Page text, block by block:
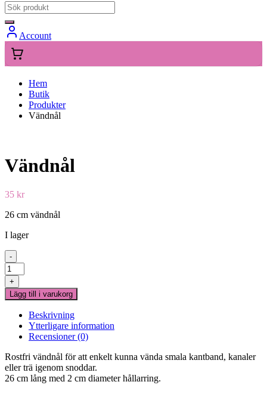
Account
Hem
Butik
Produkter
Vändnål
Vändnål
35 kr
26 cm vändnål
I lager
-
Vändnål
mängd
+
Lägg till i varukorg
Beskrivning
Ytterligare information
Recensioner (0)
Rostfri vändnål för att enkelt kunna vända smala kantband, kanaler
eller trä igenom snoddar.
26 cm lång med 2 cm diameter hållarring.